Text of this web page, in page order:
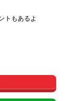
トもあるよ